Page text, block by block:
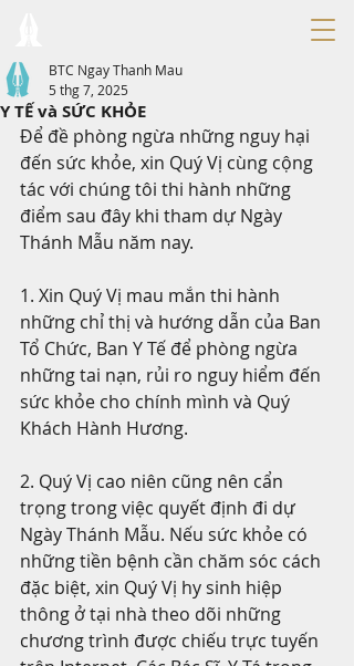
Y TẾ và SỨC KHỎE
BTC Ngay Thanh Mau
5 thg 7, 2025
Để đề phòng ngừa những nguy hại
đến sức khỏe, xin Quý Vị cùng cộng
tác với chúng tôi thi hành những
điểm sau đây khi tham dự Ngày
Thánh Mẫu năm nay.
1. Xin Quý Vị mau mắn thi hành
những chỉ thị và hướng dẫn của Ban
Tổ Chức, Ban Y Tế để phòng ngừa
những tai nạn, rủi ro nguy hiểm đến
sức khỏe cho chính mình và Quý
Khách Hành Hương.
2. Quý Vị cao niên cũng nên cẩn
trọng trong việc quyết định đi dự
Ngày Thánh Mẫu. Nếu sức khỏe có
những tiền bệnh cần chăm sóc cách
đặc biệt, xin Quý Vị hy sinh hiệp
thông ở tại nhà theo dõi những
chương trình được chiếu trực tuyến